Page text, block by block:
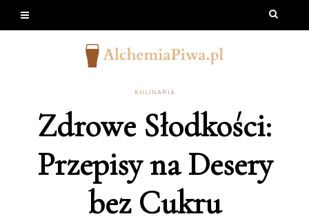
KULINARIA
Zdrowe Słodkości:
Przepisy na Desery
bez Cukru